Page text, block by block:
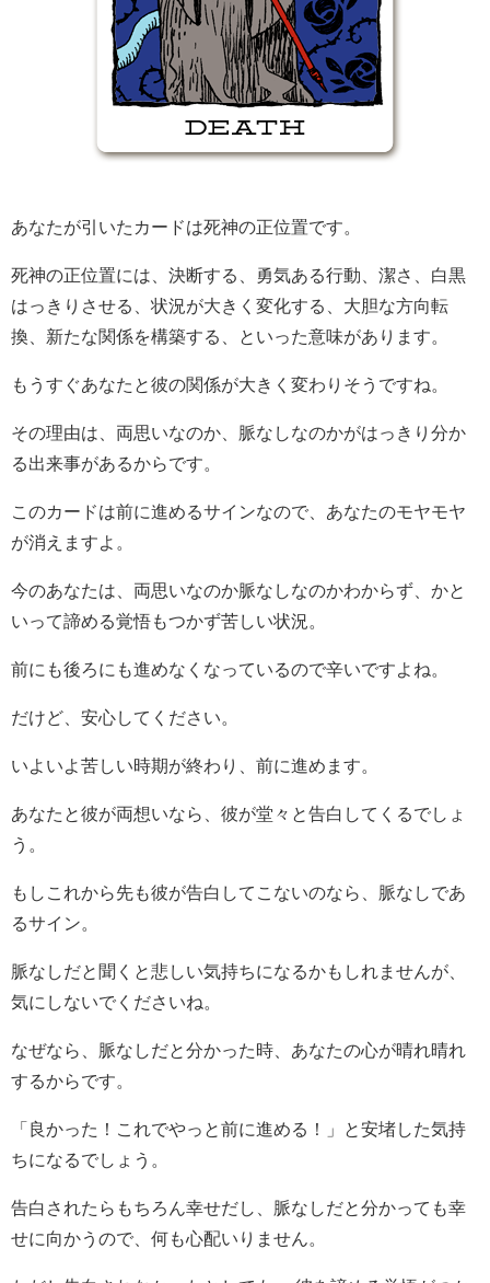
あなたが引いたカードは死神の正位置です。
死神の正位置には、決断する、勇気ある行動、潔さ、白黒
はっきりさせる、状況が大きく変化する、大胆な方向転
換、新たな関係を構築する、といった意味があります。
もうすぐあなたと彼の関係が大きく変わりそうですね。
その理由は、両思いなのか、脈なしなのかがはっきり分か
る出来事があるからです。
このカードは前に進めるサインなので、あなたのモヤモヤ
が消えますよ。
今のあなたは、両思いなのか脈なしなのかわからず、かと
いって諦める覚悟もつかず苦しい状況。
前にも後ろにも進めなくなっているので辛いですよね。
だけど、安心してください。
いよいよ苦しい時期が終わり、前に進めます。
あなたと彼が両想いなら、彼が堂々と告白してくるでしょ
う。
もしこれから先も彼が告白してこないのなら、脈なしであ
るサイン。
脈なしだと聞くと悲しい気持ちになるかもしれませんが、
気にしないでくださいね。
なぜなら、脈なしだと分かった時、あなたの心が晴れ晴れ
するからです。
「良かった！これでやっと前に進める！」と安堵した気持
ちになるでしょう。
告白されたらもちろん幸せだし、脈なしだと分かっても幸
せに向かうので、何も心配いりません。